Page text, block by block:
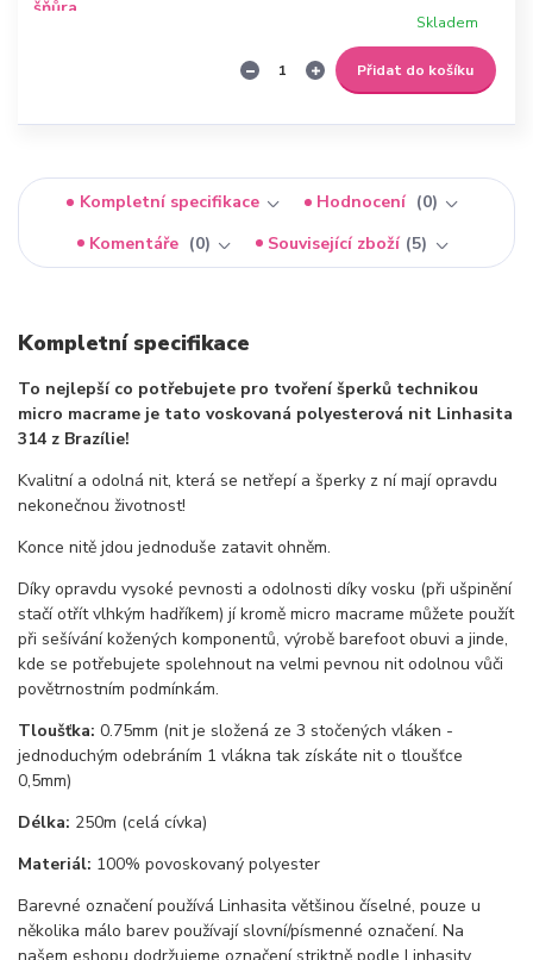
Skladem
Přidat do košíku
Kompletní specifikace Hodnocení
0
Komentáře
0 Související zboží 5
Kompletní specifikace
To nejlepší co potřebujete pro tvoření šperků technikou
micro macrame je tato voskovaná polyesterová nit Linhasita
314 z Brazílie!
Kvalitní a odolná nit, která se netřepí a šperky z ní mají opravdu
nekonečnou životnost!
Konce nitě jdou jednoduše zatavit ohněm.
Díky opravdu vysoké pevnosti a odolnosti díky vosku (při ušpinění
stačí otřít vlhkým hadříkem) jí kromě micro macrame můžete použít
při sešívání kožených komponentů, výrobě barefoot obuvi a jinde,
kde se potřebujete spolehnout na velmi pevnou nit odolnou vůči
povětrnostním podmínkám.
Tloušťka: 0.75mm (nit je složená ze 3 stočených vláken -
jednoduchým odebráním 1 vlákna tak získáte nit o tloušťce
0,5mm)
Délka: 250m (celá cívka)
Materiál: 100% povoskovaný polyester
Barevné označení používá Linhasita většinou číselné, pouze u
několika málo barev používají slovní/písmenné označení. Na